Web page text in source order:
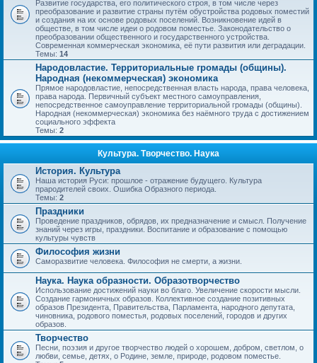
Развитие государства, его политического строя, в том числе через
преобразование и развитие страны путём обустройства родовых поместий
и создания на их основе родовых поселений. Возникновение идей в
обществе, в том числе идеи о родовом поместье. Законодательство о
преобразовании общественного и государственного устройства.
Современная коммерческая экономика, её пути развития или деградации.
Темы: 14
Народовластие. Территориальные громады (общины).
Народная (некоммерческая) экономика
Прямое народовластие, непосредственная власть народа, права человека,
права народа. Первичный субъект местного самоуправления,
непосредственное самоуправление территориальной громады (общины).
Народная (некоммерческая) экономика без наёмного труда с достижением
социального эффекта
Темы: 2
Культура. Творчество. Наука
История. Культура
Наша история Руси: прошлое - отражение будущего. Культура
прародителей своих. Ошибка Образного периода.
Темы: 2
Праздники
Проведение праздников, обрядов, их предназначение и смысл. Получение
знаний через игры, праздники. Воспитание и образование с помощью
культуры чувств
Философия жизни
Саморазвитие человека. Философия не смерти, а жизни.
Наука. Наука образности. Образотворчество
Использование достижений науки во благо. Увеличение скорости мысли.
Создание гармоничных образов. Коллективное создание позитивных
образов Президента, Правительства, Парламента, народного депутата,
чиновника, родового поместья, родовых поселений, городов и других
образов.
Творчество
Песни, поэзия и другое творчество людей о хорошем, добром, светлом, о
любви, семье, детях, о Родине, земле, природе, родовом поместье.